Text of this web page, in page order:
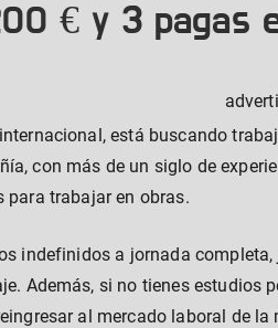
€ y 3 pagas
está buscando
con más de un siglo de
para trabajar en obras.
indefinidos a jornada
Además, si no tienes estudios
al mercado laboral de